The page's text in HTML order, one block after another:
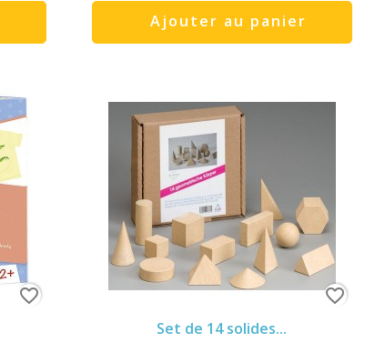
Ajouter au panier
favorite_border
Set de 14 solides...
favorite_border